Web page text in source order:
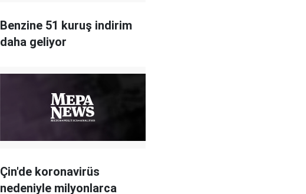
Benzine 51 kuruş indirim
daha geliyor
Çin'de koronavirüs
nedeniyle milyonlarca